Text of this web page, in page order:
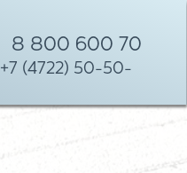
+7 (4722) 50-50-
8 800 600 70
11